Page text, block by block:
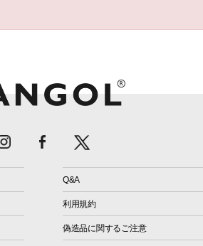
Q&A
利用規約
偽造品に関するご注意